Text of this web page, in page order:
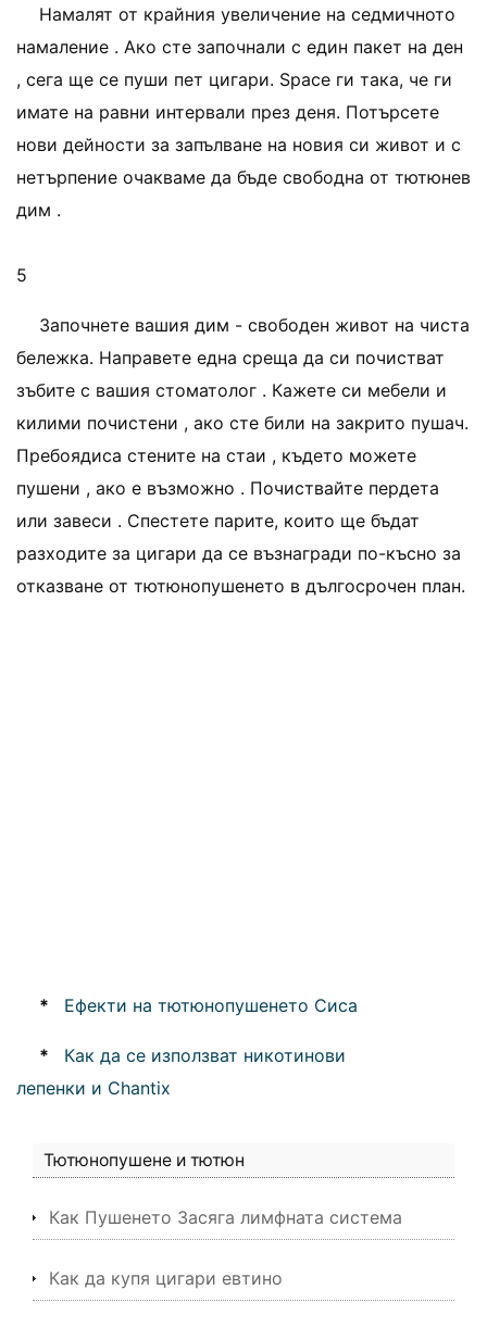
Намалят от крайния увеличение на седмичното
намаление . Ако сте започнали с един пакет на ден
, сега ще се пуши пет цигари. Space ги така, че ги
имате на равни интервали през деня. Потърсете
нови дейности за запълване на новия си живот и с
нетърпение очакваме да бъде свободна от тютюнев
дим .
5
Започнете вашия дим - свободен живот на чиста
бележка. Направете една среща да си почистват
зъбите с вашия стоматолог . Кажете си мебели и
килими почистени , ако сте били на закрито пушач.
Пребоядиса стените на стаи , където можете
пушени , ако е възможно . Почиствайте пердета
или завеси . Спестете парите, които ще бъдат
разходите за цигари да се възнагради по-късно за
отказване от тютюнопушенето в дългосрочен план.
* Ефекти на тютюнопушенето Сиса
*
Как да се използват никотинови
лепенки и Chantix
Тютюнопушене и тютюн
Как Пушенето Засяга лимфната система
Как да купя цигари евтино